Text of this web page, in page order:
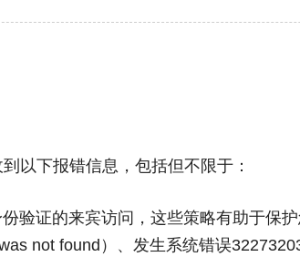
以下报错信息，包括但不限于：
验证的来宾访问，这些策略有助于保
not found）、发生系统错误